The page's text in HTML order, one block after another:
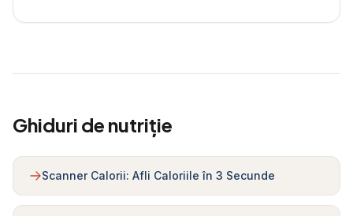
Ghiduri de nutriție
Scanner Calorii: Afli Caloriile în 3 Secunde